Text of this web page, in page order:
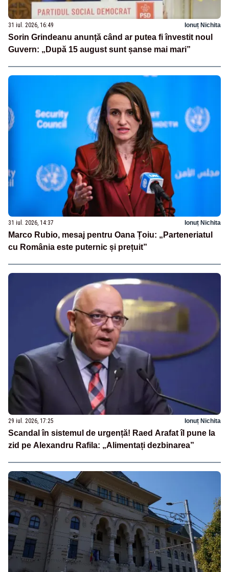
31 iul. 2026, 16:49 Ionuț Nichita
Sorin Grindeanu anunță când ar putea fi învestit noul
Guvern: „După 15 august sunt șanse mai mari”
31 iul. 2026, 14:37 Ionuț Nichita
Marco Rubio, mesaj pentru Oana Țoiu: „Parteneriatul
cu România este puternic și prețuit”
29 iul. 2026, 17:25 Ionuț Nichita
Scandal în sistemul de urgență! Raed Arafat îl pune la
zid pe Alexandru Rafila: „Alimentați dezbinarea”